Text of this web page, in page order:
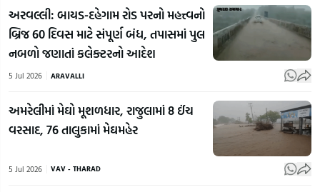
અરવલ્લી: બાયડ-દહેગામ રોડ પરનો મહત્ત્વનો
બ્રિજ 60 દિવસ માટે સંપૂર્ણ બંધ, તપાસમાં પુલ
નબળો જણાતાં કલેક્ટરનો આદેશ
5 Jul 2026 ARAVALLI
અમરેલીમાં મેઘો મૂશળધાર, રાજુલામાં 8 ઈંચ
વરસાદ, 76 તાલુકામાં મેઘમહેર
5 Jul 2026 VAV - THARAD